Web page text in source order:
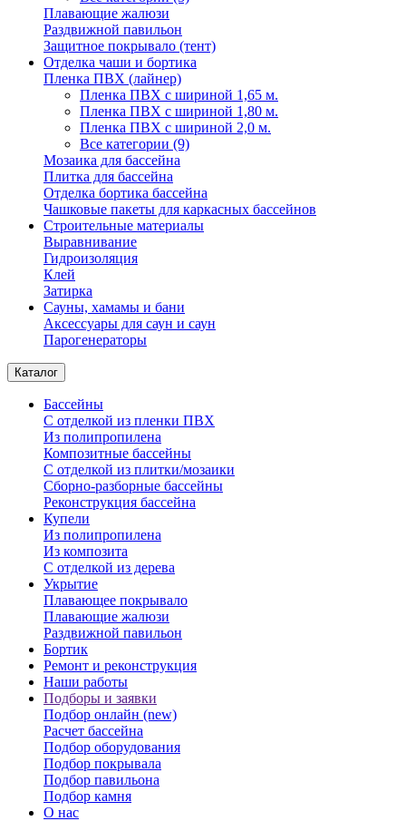
Плавающие жалюзи
Раздвижной павильон
Защитное покрывало (тент)
Отделка чаши и бортика
Пленка ПВХ (лайнер)
Пленка ПВХ с шириной 1,65 м.
Пленка ПВХ с шириной 1,80 м.
Пленка ПВХ с шириной 2,0 м.
Все категории (9)
Мозаика для бассейна
Плитка для бассейна
Отделка бортика бассейна
Чашковые пакеты для каркасных бассейнов
Строительные материалы
Выравнивание
Гидроизоляция
Клей
Затирка
Сауны, хамамы и бани
Аксессуары для саун и саун
Парогенераторы
Каталог
Бассейны
С отделкой из пленки ПВХ
Из полипропилена
Композитные бассейны
С отделкой из плитки/мозаики
Сборно-разборные бассейны
Реконструкция бассейна
Купели
Из полипропилена
Из композита
С отделкой из дерева
Укрытие
Плавающее покрывало
Плавающие жалюзи
Раздвижной павильон
Бортик
Ремонт и реконструкция
Наши работы
Подборы и заявки
Подбор онлайн (new)
Расчет бассейна
Подбор оборудования
Подбор покрывала
Подбор павильона
Подбор камня
О нас